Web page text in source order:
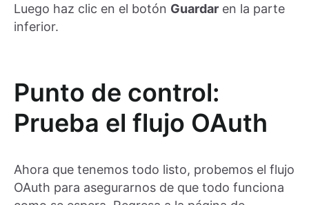
Luego haz clic en el botón Guardar en la parte
inferior.
Punto de control:
Prueba el flujo OAuth
Ahora que tenemos todo listo, probemos el flujo
OAuth para asegurarnos de que todo funciona